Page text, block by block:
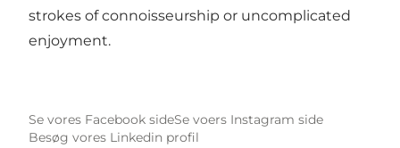
strokes of connoisseurship or uncomplicated
enjoyment.
Se vores Facebook sideSe voers Instagram side
Besøg vores Linkedin profil